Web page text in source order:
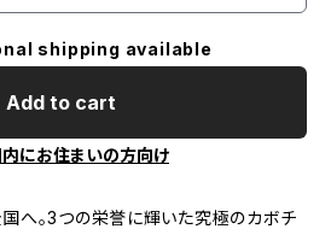
shipping available
Add to cart
にお住まいの方向け
国へ。3つの栄誉に輝いた究極のカボチ